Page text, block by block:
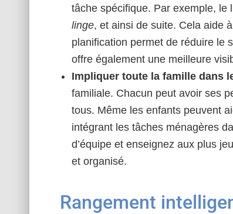
tâche spécifique. Par exemple, le
linge, et ainsi de suite. Cela aide
planification permet de réduire le
offre également une meilleure
Impliquer toute la famille dans
familiale. Chacun peut avoir ses
tous. Même les enfants peuvent
intégrant les tâches ménagères
d’équipe et enseignez aux plus
et organisé.
Rangement